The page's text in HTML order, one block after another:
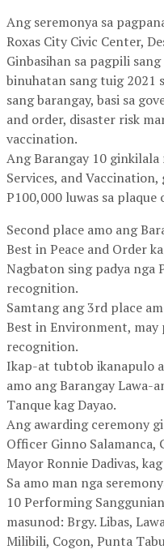
Ang seremonya sa
Roxas City Civic Center,
Ginbasihan sa pagpili
binuhatan sang tuig 2021
sang barangay, basi sa
and order, disaster risk
vaccination.
Ang Barangay 10 ginkilala
Services, and
P100,000 luwas sa
Second place amo ang
Best in Peace and Order
Nagbaton sing padya nga
recognition.
Samtang ang 3rd place
Best in Environment, may
recognition.
Ikap-at tubtob ikanapulo
amo ang Barangay Lawa-
Tanque kag Dayao.
Ang awarding ceremony
Officer Ginno Salamanca,
Mayor Ronnie Dadivas,
Sa amo man nga
10 Performing
masunod: Brgy. Libas,
Milibili, Cogon, Punta